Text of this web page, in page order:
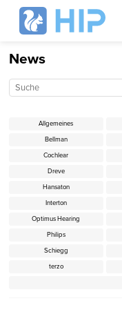
News
Allgemeines
Bellman
Cochlear
Dreve
Hansaton
Interton
Optimus Hearing
Philips
Schiegg
terzo